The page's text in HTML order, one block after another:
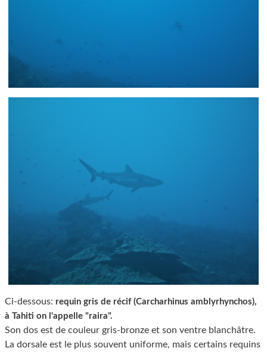
Ci-dessous: requin gris de récif (Carcharhinus amblyrhynchos),
à Tahiti on l'appelle "raira".
Son dos est de couleur gris-bronze et son ventre blanchâtre.
La dorsale est le plus souvent uniforme, mais certains requins